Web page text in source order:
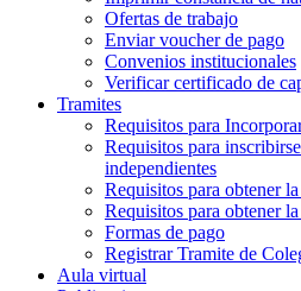
Ofertas de trabajo
Enviar voucher de pago
Convenios institucionales
Verificar certificado de
Tramites
Requisitos para
Requisitos para
independientes
Requisitos para obtener
Requisitos para obtener
Formas de pago
Registrar Tramite de
Aula virtual